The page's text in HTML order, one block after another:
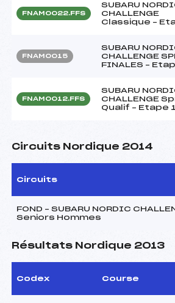
FNAM0022.FFS
SUBARU
CHALLENGE
Classique –
FNAM0015
SUBARU
CHALLENGE
FINALES –
FNAM0012.FFS
SUBARU
CHALLENGE
Qualif – Etape 1
Circuits Nordique 2014
Circuits
FOND – SUBARU NORDIC
Seniors Hommes
Résultats Nordique 2013
Codex Course